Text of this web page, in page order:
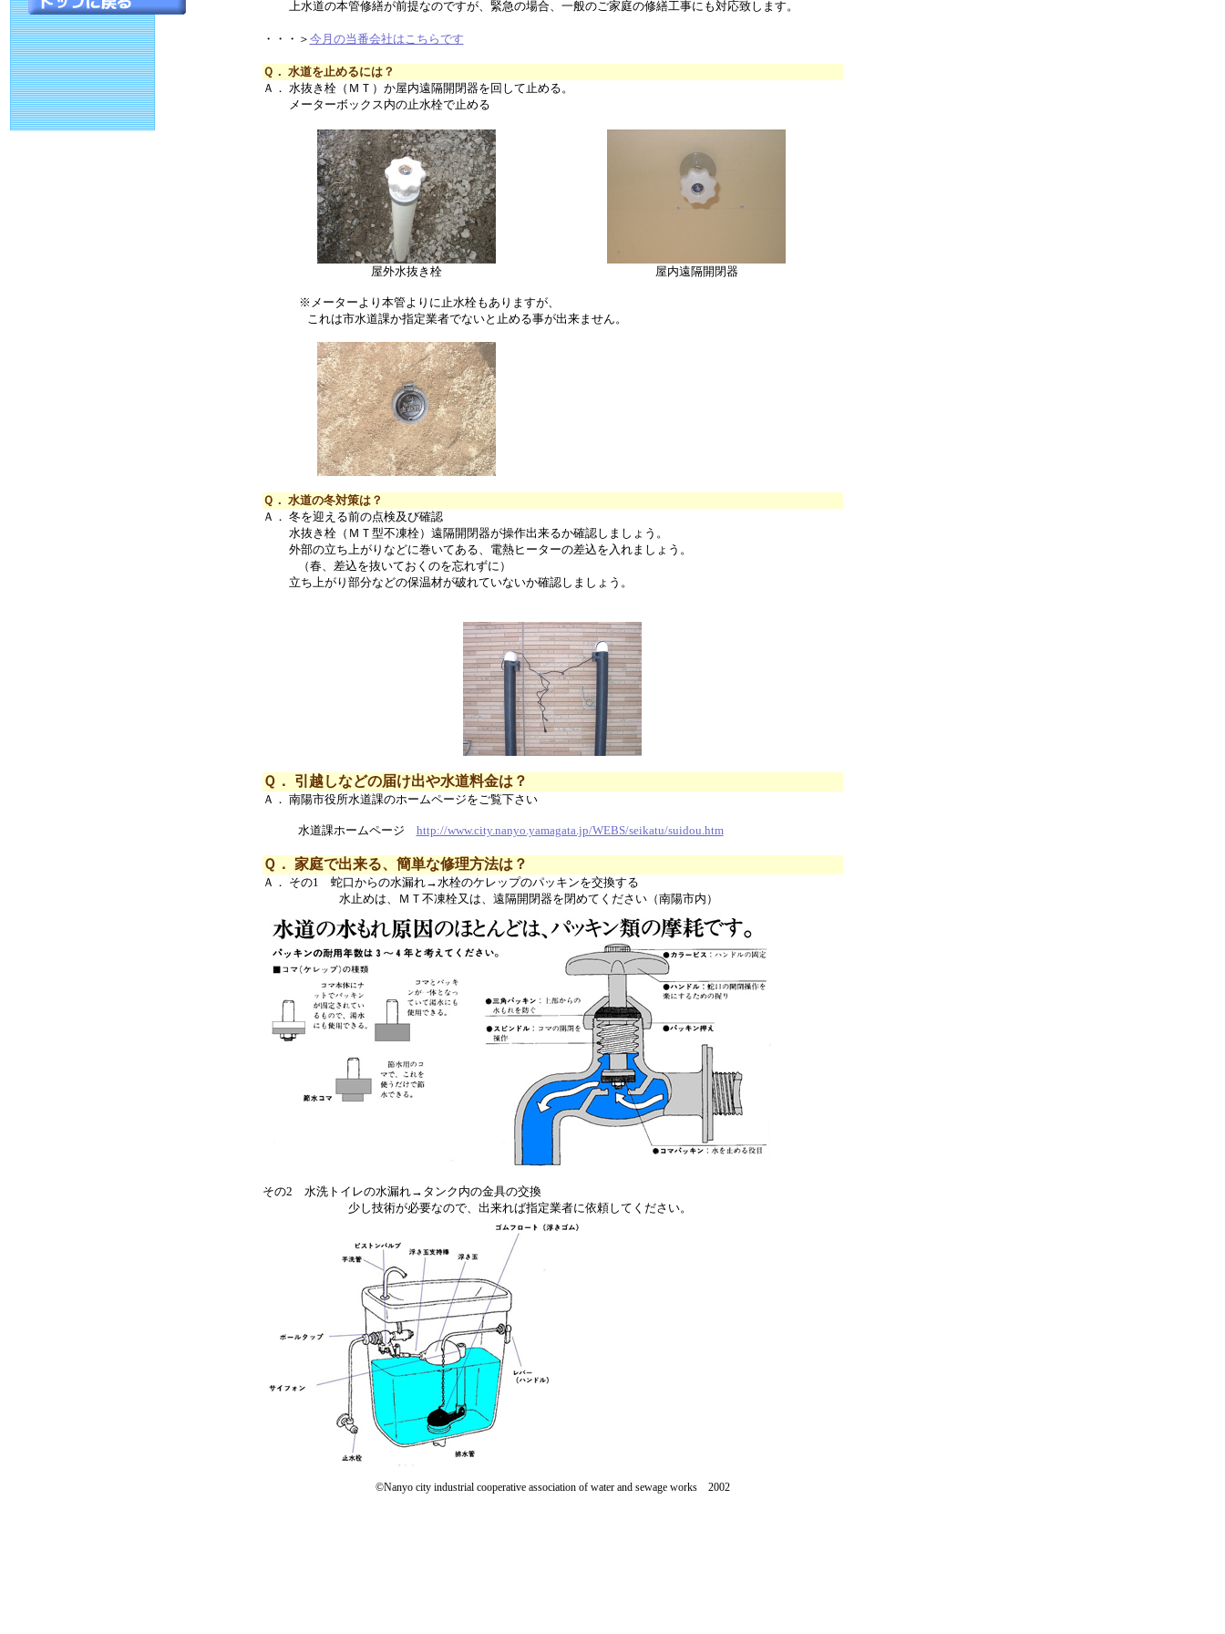
上水道の本管修繕が前提なのですが、緊急の場合、一般のご家庭の修繕工事にも対応致します。
・・・＞ 今月の当番会社はこちらです
Ｑ． 水道を止めるには？
Ａ． 水抜き栓（ＭＴ）か屋内遠隔開閉器を回して止める。
メーターボックス内の止水栓で止める
屋外水抜き栓 屋内遠隔開閉器
※メーターより本管よりに止水栓もありますが、
これは市水道課か指定業者でないと止める事が出来ません。
Ｑ． 水道の冬対策は？
Ａ． 冬を迎える前の点検及び確認
水抜き栓（ＭＴ型不凍栓）遠隔開閉器が操作出来るか確認しましょう。
外部の立ち上がりなどに巻いてある、電熱ヒーターの差込を入れましょう。
（春、差込を抜いておくのを忘れずに）
立ち上がり部分などの保温材が破れていないか確認しましょう。
Ｑ． 引越しなどの届け出や水道料金は？
Ａ． 南陽市役所水道課のホームページをご覧下さい
水道課ホームページ http://www.city.nanyo.yamagata.jp/WEBS/seikatu/suidou.htm
Ｑ． 家庭で出来る、簡単な修理方法は？
Ａ． その1 蛇口からの水漏れ→水栓のケレップのパッキンを交換する
水止めは、ＭＴ不凍栓又は、遠隔開閉器を閉めてください（南陽市内）
その2 水洗トイレの水漏れ→タンク内の金具の交換
少し技術が必要なので、出来れば指定業者に依頼してください。
©Nanyo city industrial cooperative association of water and sewage works 2002